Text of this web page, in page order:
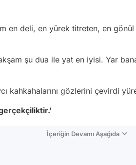
en deli, en yürek titreten, en gönül
şu dua ile yat en iyisi. Yar
kahkahalarını gözlerini çevirdi
İçeriğin Devamı Aşağıda